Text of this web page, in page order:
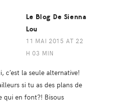
Le Blog De Sienna
Lou
11 MAI 2015 AT 22
H 03 MIN
c’est la seule alternative!
si tu as des plans de
qui en font?! Bisous